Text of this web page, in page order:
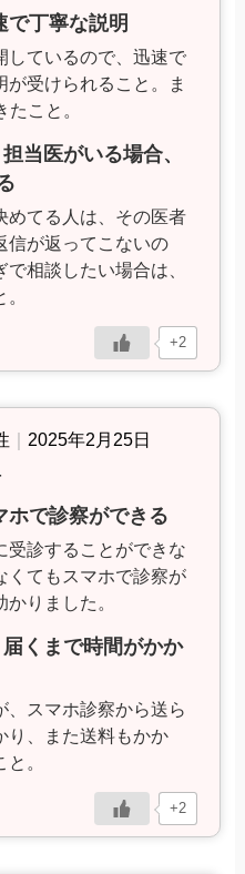
で丁寧な説明
しているので、迅速で
受けられること。ま
こと。
担当医がいる場合、
めてる人は、その医者
信が返ってこないの
相談したい場合は、
+2
｜ 2025年2月25日
ホで診察ができる
受診することができな
くてもスマホで診察が
りました。
届くまで時間がかか
、スマホ診察から送ら
り、また送料もかか
。
+2